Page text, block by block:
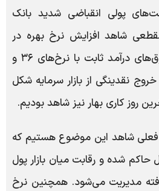
پولی انقباضی شدید بانک
شاهد افزایش نرخ بهره در
قالب اوراق اخزا و صندوق‌های درآمد ثابت با نرخ‌های ۳۶ و
خروج نقدینگی از بازار سرمایه شکل
روز کاری بهار نیز شاهد بودیم.
فعلی شاهد این موضوع هستیم که
حاکم شده و رقابت میان بازار پول
مدیریت می‌شود. همچنین نرخ